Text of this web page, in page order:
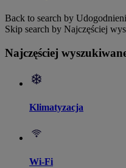
Back to search by
Skip search by Najczęściej
Najczęściej
Klimatyzacja
Wi-Fi